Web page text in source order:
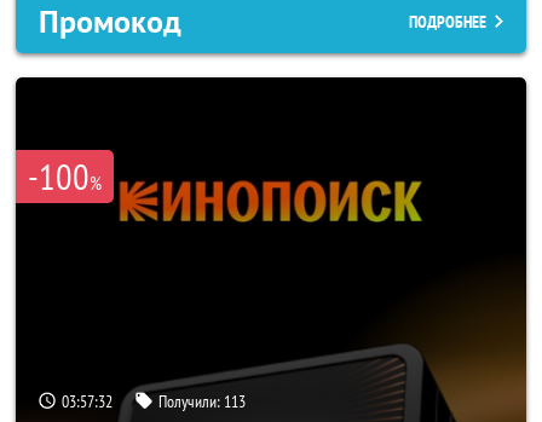
Промокод ПОДРОБНЕЕ
-100%
03:57:31 Получили: 113